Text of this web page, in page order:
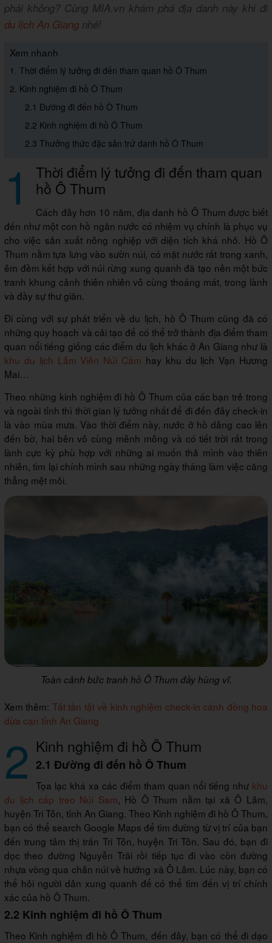
phải không? Cùng MIA.vn khám phá địa danh này khi đi
du lịch An Giang nhé!
Xem nhanh
1. Thời điểm lý tưởng đi đến tham quan hồ Ô Thum
2. Kinh nghiệm đi hồ Ô Thum
2.1 Đường đi đến hồ Ô Thum
2.2 Kinh nghiệm đi hồ Ô Thum
2.3 Thưởng thức đặc sản trứ danh hồ Ô Thum
1 Thời điểm lý tưởng đi đến tham quan
hồ Ô Thum
Cách đây hơn 10 năm, địa danh hồ Ô Thum được biết
đến như một con hồ ngăn nước có nhiệm vụ chính là phục vụ
cho việc sản xuất nông nghiệp với diện tích khá nhỏ. Hồ Ô
Thum nằm tựa lưng vào sườn núi, có mặt nước rất trong xanh,
êm đềm kết hợp với núi rừng xung quanh đã tạo nên một bức
tranh khung cảnh thiên nhiên vô cùng thoáng mát, trong lành
và đầy sự thư giãn.
Đi cùng với sự phát triển về du lịch, hồ Ô Thum cũng đã có
những quy hoạch và cải tạo để có thể trở thành địa điểm tham
quan nổi tiếng giống các điểm du lịch khác ở An Giang như là
khu du lịch Lâm Viên Núi Cấm hay khu du lịch Vạn Hương
Mai…
Theo những kinh nghiệm đi hồ Ô Thum của các bạn trẻ trong
và ngoài tỉnh thì thời gian lý tưởng nhất để đi đến đây check-in
là vào mùa mưa. Vào thời điểm này, nước ở hồ dâng cao lên
đến bờ, hai bên vô cùng mênh mông và có tiết trời rất trong
lành cực kỳ phù hợp với những ai muốn thả mình vào thiên
nhiên, tìm lại chính mình sau những ngày tháng làm việc căng
thẳng mệt mỏi.
Toàn cảnh bức tranh hồ Ô Thum đầy hùng vĩ.
Xem thêm: Tất tần tật về kinh nghiệm check-in cánh đồng hoa
dừa cạn tỉnh An Giang
2 Kinh nghiệm đi hồ Ô Thum
2.1 Đường đi đến hồ Ô Thum
Tọa lạc khá xa các điểm tham quan nổi tiếng như khu
du lịch cáp treo Núi Sam, Hồ Ô Thum nằm tại xã Ô Lâm,
huyện Tri Tôn, tỉnh An Giang. Theo Kinh nghiệm đi hồ Ô Thum,
bạn có thể search Google Maps để tìm đường từ vị trí của bạn
đến trung tâm thị trấn Tri Tôn, huyện Tri Tôn. Sau đó, bạn đi
dọc theo đường Nguyễn Trãi rồi tiếp tục đi vào còn đường
nhựa vòng qua chân núi về hướng xã Ô Lâm. Lúc này, bạn có
thể hỏi người dân xung quanh để có thể tìm đến vị trí chính
xác của hồ Ô Thum.
2.2 Kinh nghiệm đi hồ Ô Thum
Theo Kinh nghiệm đi hồ Ô Thum, đến đây, bạn có thể đi dạo